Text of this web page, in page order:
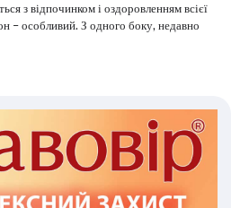
з відпочинком і оздоровленням всієї
– особливий. З одного боку, недавно